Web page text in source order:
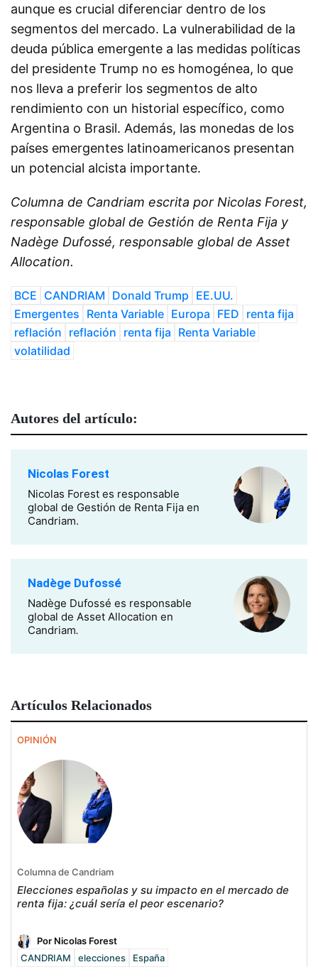
aunque es crucial diferenciar dentro de los
segmentos del mercado. La vulnerabilidad de la
deuda pública emergente a las medidas políticas
del presidente Trump no es homogénea, lo que
nos lleva a preferir los segmentos de alto
rendimiento con un historial específico, como
Argentina o Brasil. Además, las monedas de los
países emergentes latinoamericanos presentan
un potencial alcista importante.
Columna de Candriam escrita por Nicolas Forest,
responsable global de Gestión de Renta Fija y
Nadège Dufossé, responsable global de Asset
Allocation.
BCE CANDRIAM Donald Trump EE.UU.
Emergentes Renta Variable Europa FED renta fija
reflación reflación renta fija Renta Variable
volatilidad
Autores del artículo:
Nicolas Forest
Nicolas Forest es responsable
global de Gestión de Renta Fija en
Candriam.
Nadège Dufossé
Nadège Dufossé es responsable
global de Asset Allocation en
Candriam.
Artículos Relacionados
OPINIÓN
Columna de Candriam
Elecciones españolas y su impacto en el mercado de
renta fija: ¿cuál sería el peor escenario?
Por Nicolas Forest
CANDRIAM
elecciones España